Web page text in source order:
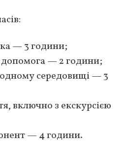
— 3 години;
— 2 години;
середовищі — 3
включно з екскурсією
— 4 години.